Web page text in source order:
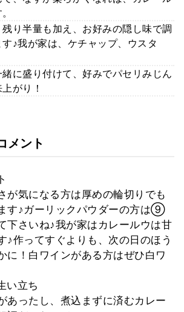
り半量も加え、お好みの隠し味で調
♪我が家は、ケチャップ、ウスタ
に盛り付けて、好みでパセリみじん
がり！
メント
が気になる方は厚めの輪切りでも
す♪ガーリックパウダーの方は⑨
下さいね♪我が家はカレールウは甘
♪作ってすぐよりも、次の日のほう
に！白ワインがある方はぜひ白ワ
い立ち
あったし、煮込まずに済むカレー